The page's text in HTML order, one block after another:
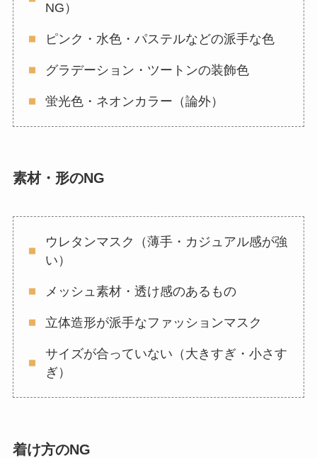
NG）
ピンク・水色・パステルなどの派手な色
グラデーション・ツートンの装飾色
蛍光色・ネオンカラー（論外）
素材・形のNG
ウレタンマスク（薄手・カジュアル感が強
い）
メッシュ素材・透け感のあるもの
立体造形が派手なファッションマスク
サイズが合っていない（大きすぎ・小さす
ぎ）
着け方のNG